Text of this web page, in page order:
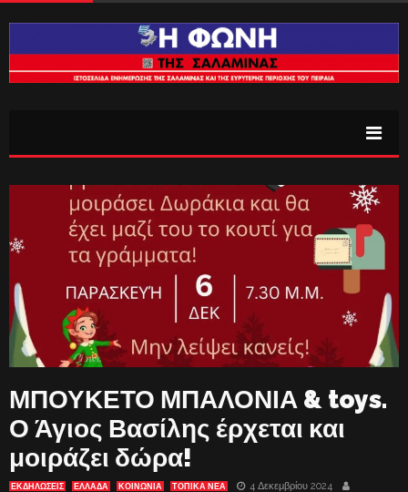
ΜΠΟΥΚΕΤΟ ΜΠΑΛΟΝΙΑ & toys.
Ο Άγιος Βασίλης έρχεται και
μοιράζει δώρα!
ΕΚΔΗΛΏΣΕΙΣ ΕΛΛΑΔΑ ΚΟΙΝΩΝΙΑ ΤΟΠΙΚΑ ΝΕΑ
4 Δεκεμβρίου 2024